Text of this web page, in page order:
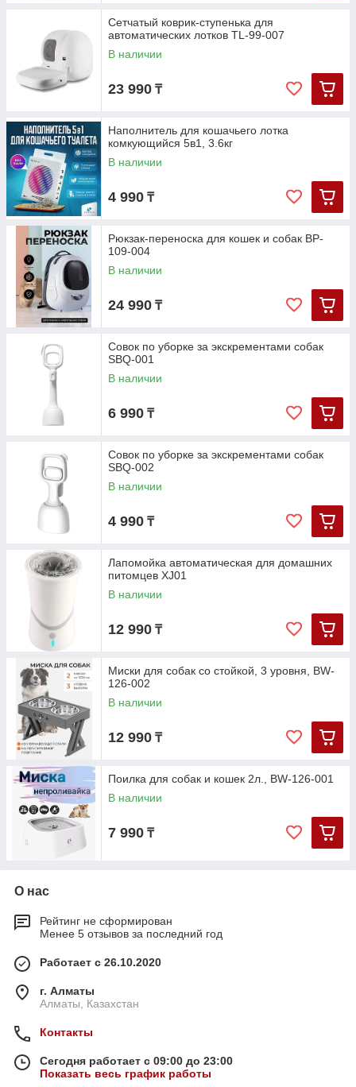
Сетчатый коврик-ступенька для
автоматических лотков TL-99-007
В наличии
23 990 ₸
Наполнитель для кошачьего лотка
комкующийся 5в1, 3.6кг
В наличии
4 990 ₸
Рюкзак-переноска для кошек и собак BP-
109-004
В наличии
24 990 ₸
Совок по уборке за экскрементами собак
SBQ-001
В наличии
6 990 ₸
Совок по уборке за экскрементами собак
SBQ-002
В наличии
4 990 ₸
Лапомойка автоматическая для домашних
питомцев XJ01
В наличии
12 990 ₸
Миски для собак со стойкой, 3 уровня, BW-
126-002
В наличии
12 990 ₸
Поилка для собак и кошек 2л., BW-126-001
В наличии
7 990 ₸
О нас
Рейтинг не сформирован
Менее 5 отзывов за последний год
Работает с 26.10.2020
г. Алматы
Алматы, Казахстан
Контакты
Сегодня работает с 09:00 до 23:00
Показать весь график работы